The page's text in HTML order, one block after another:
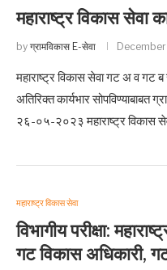
महाराष्ट्र विकास सेवा
by ग्रामविकास E-सेवा
महाराष्ट्र विकास सेवा गट अ व गट
अतिरिक्त कार्यभार सोपविण्याबाबत
२६-०५-२०२३ महाराष्ट्र विकास
महाराष्ट्र विकास सेवा
विभागीय परीक्षा:
गट विकास अधिकारी,